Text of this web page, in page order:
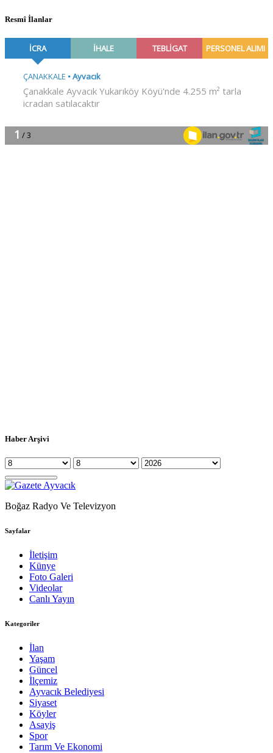
Resmî İlanlar
Haber Arşivi
Boğaz Radyo Ve Televizyon
Sayfalar
İletişim
Künye
Foto Galeri
Videolar
Canlı Yayın
Kategoriler
İlan
Yaşam
Güncel
İlçemiz
Ayvacık Belediyesi
Siyaset
Köyler
Asayiş
Spor
Tarım Ve Ekonomi